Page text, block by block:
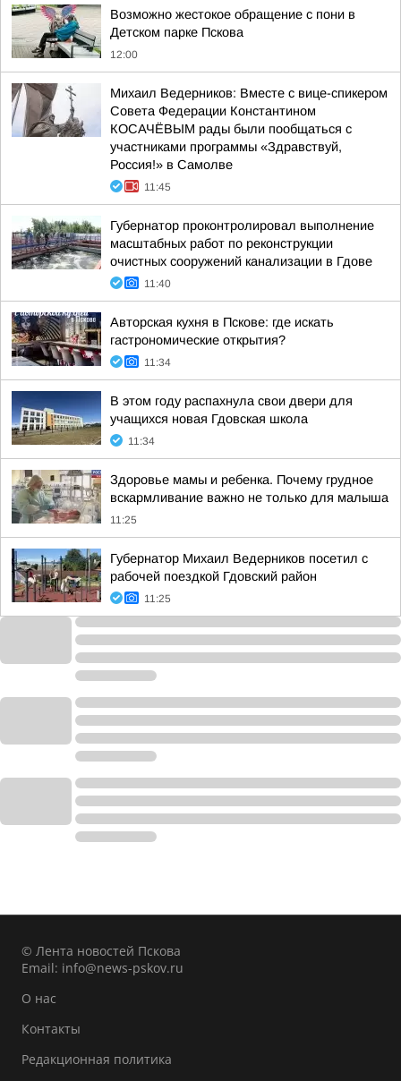
Возможно жестокое обращение с пони в
Детском парке Пскова
12:00
Михаил Ведерников: Вместе с вице-спикером
Совета Федерации Константином
КОСАЧЁВЫМ рады были пообщаться с
участниками программы «Здравствуй,
Россия!» в Самолве
11:45
Губернатор проконтролировал выполнение
масштабных работ по реконструкции
очистных сооружений канализации в Гдове
11:40
Авторская кухня в Пскове: где искать
гастрономические открытия?
11:34
В этом году распахнула свои двери для
учащихся новая Гдовская школа
11:34
Здоровье мамы и ребенка. Почему грудное
вскармливание важно не только для малыша
11:25
Губернатор Михаил Ведерников посетил с
рабочей поездкой Гдовский район
11:25
© Лента новостей Пскова
Email: info@news-pskov.ru
О нас
Контакты
Редакционная политика